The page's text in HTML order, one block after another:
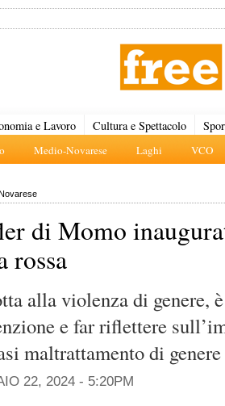
Medio-Novarese Laghi VCO
e Lavoro Cultura e Spettacolo
di Momo
rossa
alla violenza di genere,
e far riflettere
maltrattamento di genere
22, 2024 - 5:20PM